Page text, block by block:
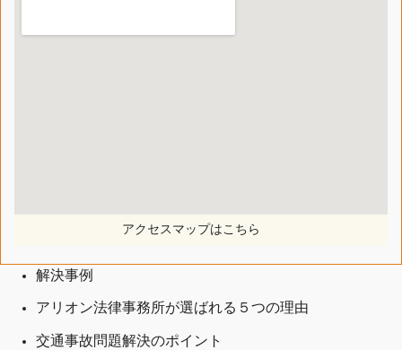
アクセスマップはこちら
解決事例
アリオン法律事務所が選ばれる５つの理由
交通事故問題解決のポイント